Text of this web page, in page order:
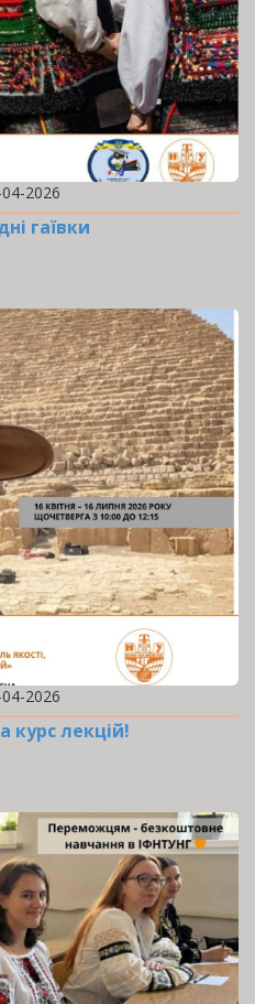
2026
гаївки
2026
курс лекцій!